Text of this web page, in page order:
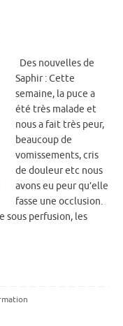
Des nouvelles de
Saphir : Cette
semaine, la puce a
été très malade et
nous a fait très peur,
beaucoup de
vomissements, cris
de douleur etc nous
avons eu peur qu’elle
fasse une occlusion.
sous perfusion, les